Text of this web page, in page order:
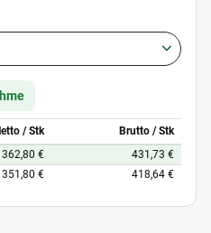
/ Stk
Brutto / Stk
362,80 €
431,73 €
351,80 € 418,64 €